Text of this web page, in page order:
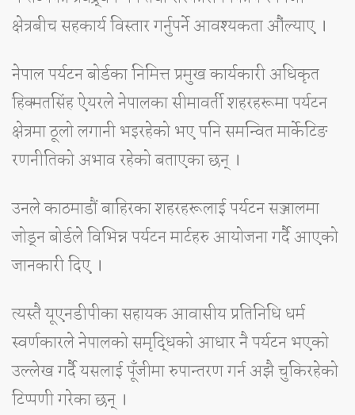
क्षेत्रबीच सहकार्य विस्तार गर्नुपर्ने आवश्यकता औंल्याए ।
नेपाल पर्यटन बोर्डका निमित्त प्रमुख कार्यकारी अधिकृत
हिक्मतसिंह ऐयरले नेपालका सीमावर्ती शहरहरूमा पर्यटन
क्षेत्रमा ठूलो लगानी भइरहेको भए पनि समन्वित मार्केटिङ
रणनीतिको अभाव रहेको बताएका छन् ।
उनले काठमाडौं बाहिरका शहरहरूलाई पर्यटन सञ्जालमा
जोड्न बोर्डले विभिन्न पर्यटन मार्टहरु आयोजना गर्दै आएको
जानकारी दिए ।
त्यस्तै यूएनडीपीका सहायक आवासीय प्रतिनिधि धर्म
स्वर्णकारले नेपालको समृद्धिको आधार नै पर्यटन भएको
उल्लेख गर्दै यसलाई पूँजीमा रुपान्तरण गर्न अझै चुकिरहेको
टिप्पणी गरेका छन् ।